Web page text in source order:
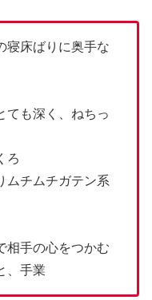
寝床ばりに奥手な
ても深く、ねちっ
ろ
ムチムチガテン系
相手の心をつかむ
、手業